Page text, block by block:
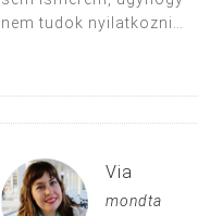
nem tudok nyilatkozni…
Via
mondta